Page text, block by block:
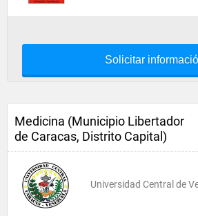
Solicitar
Medicina (Municipio Libertador
de Caracas, Distrito Capital)
Universidad Central de